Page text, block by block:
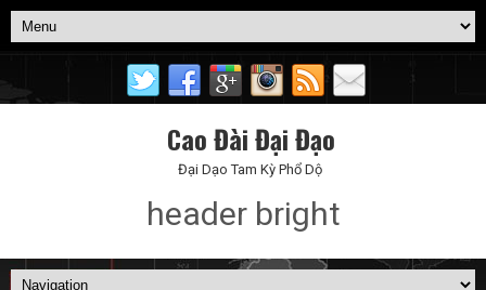
Cao Đài Đại Đạo
Đại Dạo Tam Kỳ Phổ Dộ
header bright